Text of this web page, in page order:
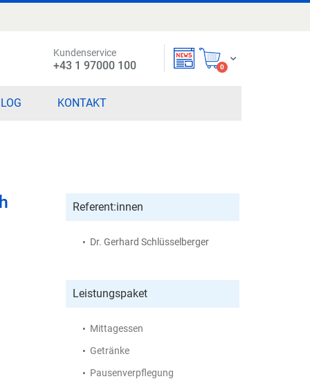
Mein Warenkorb
0items
Kundenservice
+43 1 97000 100
KONTAKT
Referent:innen
Dr. Gerhard Schlüsselberger
Leistungspaket
Mittagessen
Getränke
Pausenverpflegung